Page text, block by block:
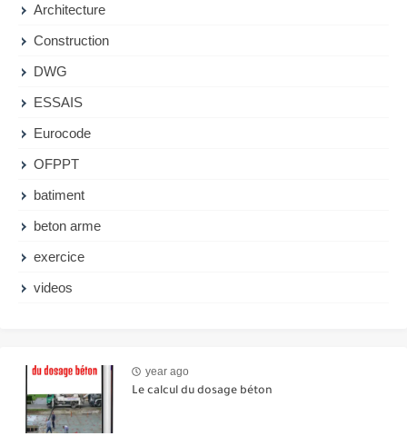
Architecture
Construction
DWG
ESSAIS
Eurocode
OFPPT
batiment
beton arme
exercice
videos
year ago
Le calcul du dosage béton